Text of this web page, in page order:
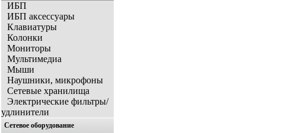
ИБП
ИБП аксессуары
Клавиатуры
Колонки
Мониторы
Мультимедиа
Мыши
Наушники, микрофоны
Сетевые хранилища
Электрические фильтры/
удлинители
Сетевое оборудование